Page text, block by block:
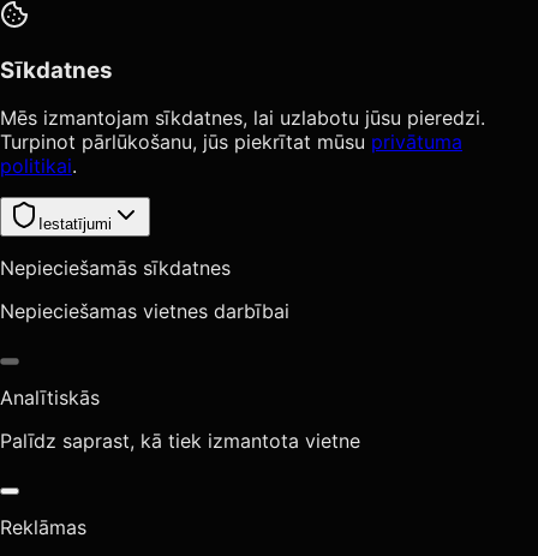
Sīkdatnes
Mēs izmantojam sīkdatnes, lai uzlabotu jūsu pieredzi.
Turpinot pārlūkošanu, jūs piekrītat mūsu privātuma
politikai.
Iestatījumi
Nepieciešamās sīkdatnes
Nepieciešamas vietnes darbībai
Analītiskās
Palīdz saprast, kā tiek izmantota vietne
Reklāmas